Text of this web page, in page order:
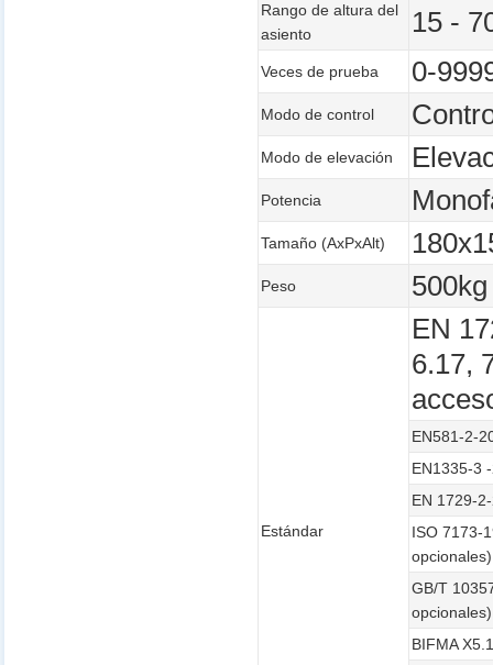
Rango de altura del
asiento
15 -
Veces de prueba 0-
Modo de control
Modo de elevación
Potencia
Tamaño (AxPxAlt)
Peso 500kg
Estándar
EN
6.17,
EN581-2-
EN1335-3
EN 1729-
ISO 7173-
opcionales)
GB/T
opcionales)
BIFMA